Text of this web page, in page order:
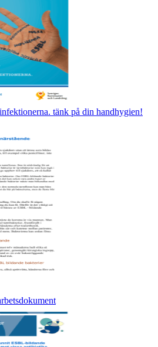
tänk på din handhygien!